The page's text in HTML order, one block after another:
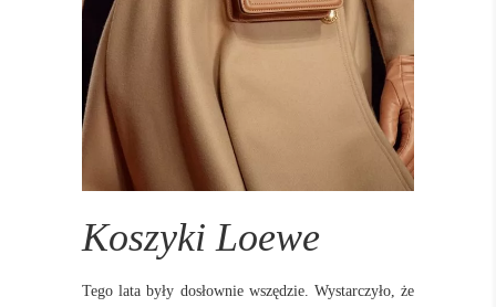
Koszyki Loewe
Tego lata były dosłownie wszędzie. Wystarczyło, że